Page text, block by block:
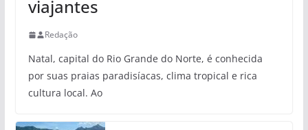
viajantes
Redação
Natal, capital do Rio Grande do Norte, é conhecida
por suas praias paradisíacas, clima tropical e rica
cultura local. Ao